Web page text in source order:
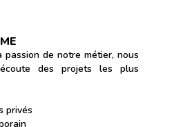
passion de notre métier, nous
des projets les plus
privés